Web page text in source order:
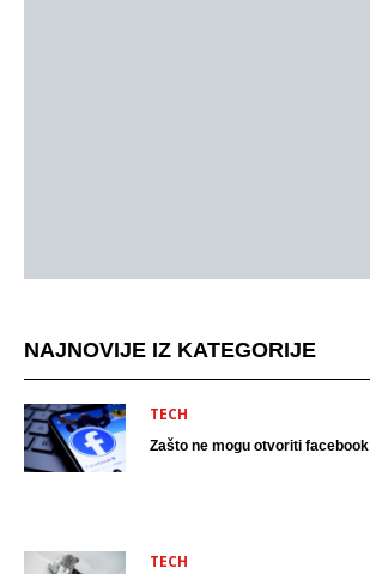
NAJNOVIJE IZ KATEGORIJE
TECH
Zašto ne mogu otvoriti facebook
TECH